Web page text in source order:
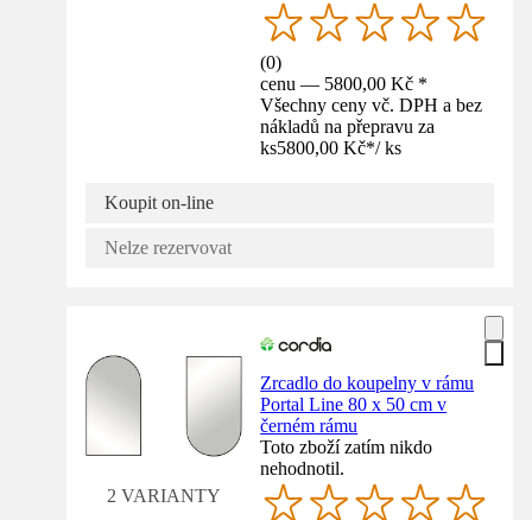
(0)
cenu — 5800,00 Kč *
Všechny ceny vč. DPH a bez
nákladů na přepravu za
ks5800,00 Kč*/ ks
Koupit on-line
Nelze rezervovat
2 VARIANTY
Zrcadlo do koupelny v rámu
Portal Line 80 x 50 cm v
černém rámu
Toto zboží zatím nikdo
nehodnotil.